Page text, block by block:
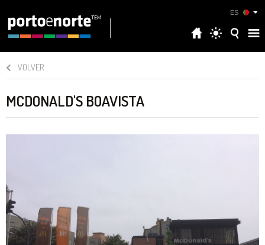
ES
VOLVER
MCDONALD'S BOAVISTA